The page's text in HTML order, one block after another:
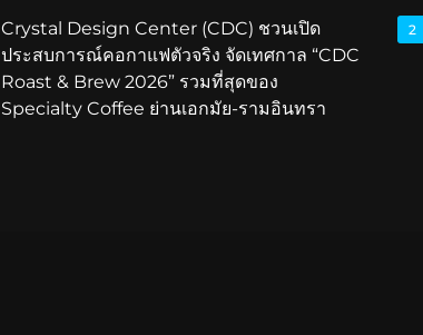
Crystal Design Center (CDC) ชวนเปิด
ประสบการณ์คอกาแฟตัวจริง จัดเทศกาล “CDC
Roast & Brew 2026” รวมที่สุดของ
Specialty Coffee ย่านเอกมัย-รามอินทรา
2